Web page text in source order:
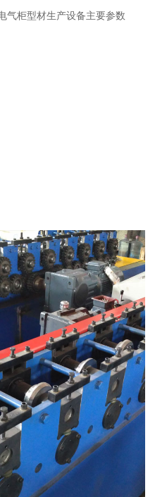
气柜型材生产设备主要参数